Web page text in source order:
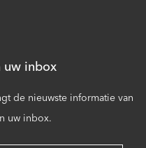
uw inbox
de nieuwste informatie van
uw inbox.